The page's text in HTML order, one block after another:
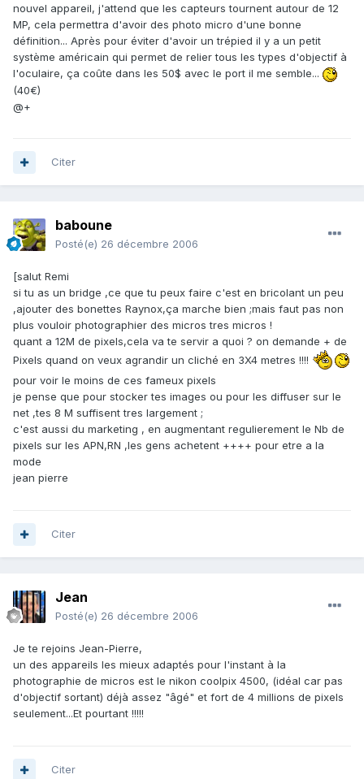
nouvel appareil, j'attend que les capteurs tournent autour de 12
MP, cela permettra d'avoir des photo micro d'une bonne
définition... Après pour éviter d'avoir un trépied il y a un petit
système américain qui permet de relier tous les types d'objectif à
l'oculaire, ça coûte dans les 50$ avec le port il me semble...
(40€)
@+
Citer
baboune
Posté(e) 26 décembre 2006
[salut Remi
si tu as un bridge ,ce que tu peux faire c'est en bricolant un peu
,ajouter des bonettes Raynox,ça marche bien ;mais faut pas non
plus vouloir photographier des micros tres micros !
quant a 12M de pixels,cela va te servir a quoi ? on demande + de
Pixels quand on veux agrandir un cliché en 3X4 metres !!!!
pour voir le moins de ces fameux pixels
je pense que pour stocker tes images ou pour les diffuser sur le
net ,tes 8 M suffisent tres largement ;
c'est aussi du marketing , en augmentant regulierement le Nb de
pixels sur les APN,RN ,les gens achetent ++++ pour etre a la
mode
jean pierre
Citer
Jean
Posté(e) 26 décembre 2006
Je te rejoins Jean-Pierre,
un des appareils les mieux adaptés pour l'instant à la
photographie de micros est le nikon coolpix 4500, (idéal car pas
d'objectif sortant) déjà assez "âgé" et fort de 4 millions de pixels
seulement...Et pourtant !!!!!
Citer